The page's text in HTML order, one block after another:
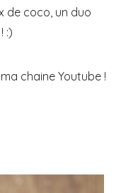
de coco, un duo
:)
chaine Youtube !